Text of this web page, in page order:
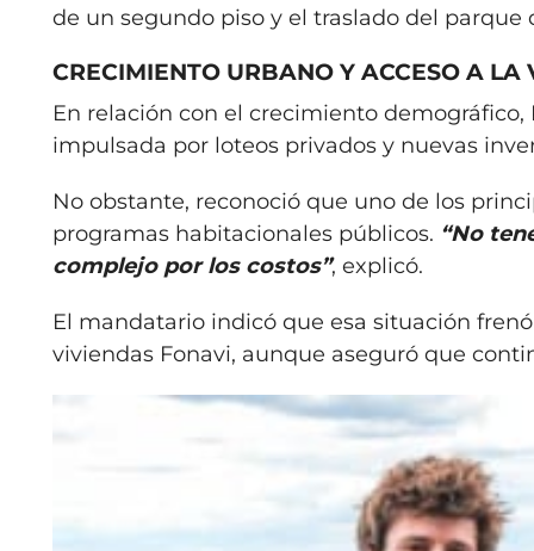
de un segundo piso y el traslado del
CRECIMIENTO URBANO Y ACCESO A LA
En relación con el crecimiento
impulsada por loteos privados y nuevas
No obstante, reconoció que uno de los
programas habitacionales públicos. “No
complejo por los costos”, explicó.
El mandatario indicó que esa situación
viviendas Fonavi, aunque aseguró que